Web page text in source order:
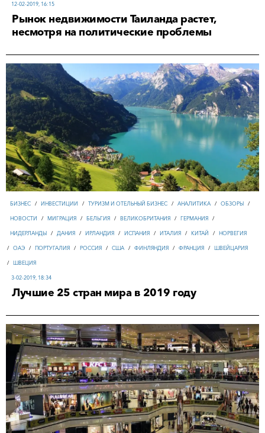
12-02-2019, 16:15
Рынок недвижимости Таиланда растет,
несмотря на политические проблемы
БИЗНЕС / ИНВЕСТИЦИИ / ТУРИЗМ И ОТЕЛЬНЫЙ БИЗНЕС / АНАЛИТИКА / ОБЗОРЫ /
НОВОСТИ / МИГРАЦИЯ / БЕЛЬГИЯ / ВЕЛИКОБРИТАНИЯ / ГЕРМАНИЯ /
НИДЕРЛАНДЫ / ДАНИЯ / ИРЛАНДИЯ / ИСПАНИЯ / ИТАЛИЯ / КИТАЙ / НОРВЕГИЯ
/ ОАЭ / ПОРТУГАЛИЯ / РОССИЯ / США / ФИНЛЯНДИЯ / ФРАНЦИЯ / ШВЕЙЦАРИЯ
/ ШВЕЦИЯ
3-02-2019, 18:34
Лучшие 25 стран мира в 2019 году